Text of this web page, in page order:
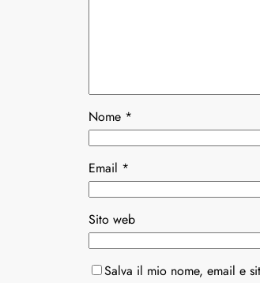
Nome *
Email *
Sito web
Salva il mio nome, email e